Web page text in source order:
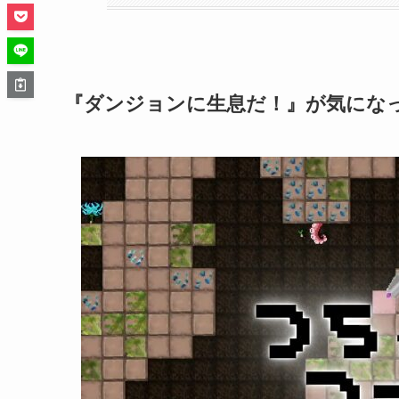
『ダンジョンに生息だ！』が気にな